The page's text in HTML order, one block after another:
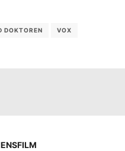
DOKTOREN VOX